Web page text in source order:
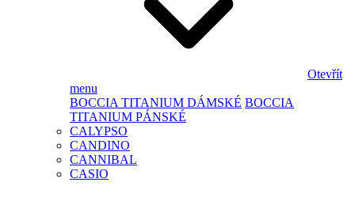
Otevřít
menu
BOCCIA TITANIUM DÁMSKÉ BOCCIA
TITANIUM PÁNSKÉ
CALYPSO
CANDINO
CANNIBAL
CASIO